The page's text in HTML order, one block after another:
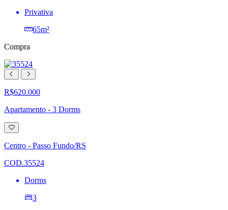
Privativa
65m²
Compra
R$620.000
Apartamento - 3 Dorms
Adicionar
à
lista
de
Centro - Passo Fundo/RS
COD.35524
Dorms
3